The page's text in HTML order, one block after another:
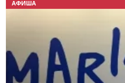
АФИША